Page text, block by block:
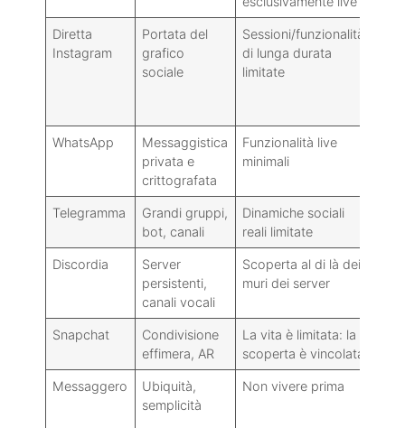
Diretta
Instagram
Portata del
grafico
sociale
Sessioni/funzionalità
di lunga durata
limitate
WhatsApp
Messaggistica
privata e
crittografata
Funzionalità live
minimali
Telegramma
Grandi gruppi,
bot, canali
Dinamiche sociali
reali limitate
Discordia
Server
persistenti,
canali vocali
Scoperta al di là dei
muri dei server
Snapchat
Condivisione
effimera, AR
La vita è limitata: la
scoperta è vincolata
Messaggero
Ubiquità,
semplicità
Non vivere prima